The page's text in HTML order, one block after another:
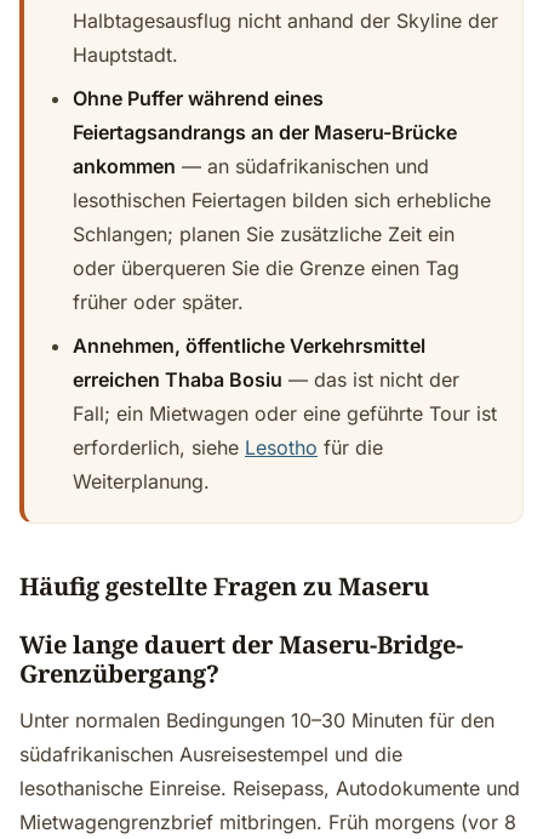
Halbtagesausflug nicht anhand der Skyline der
Hauptstadt.
Ohne Puffer während eines
Feiertagsandrangs an der Maseru-Brücke
ankommen — an südafrikanischen und
lesothischen Feiertagen bilden sich erhebliche
Schlangen; planen Sie zusätzliche Zeit ein
oder überqueren Sie die Grenze einen Tag
früher oder später.
Annehmen, öffentliche Verkehrsmittel
erreichen Thaba Bosiu — das ist nicht der
Fall; ein Mietwagen oder eine geführte Tour ist
erforderlich, siehe Lesotho für die
Weiterplanung.
Häufig gestellte Fragen zu Maseru
Wie lange dauert der Maseru-Bridge-
Grenzübergang?
Unter normalen Bedingungen 10–30 Minuten für den
südafrikanischen Ausreisestempel und die
lesothanische Einreise. Reisepass, Autodokumente und
Mietwagengrenzbrief mitbringen. Früh morgens (vor 8